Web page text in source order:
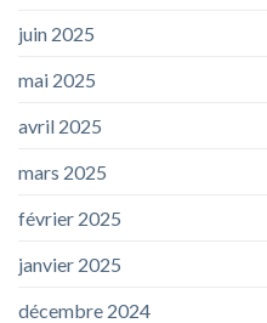
juin 2025
mai 2025
avril 2025
mars 2025
février 2025
janvier 2025
décembre 2024